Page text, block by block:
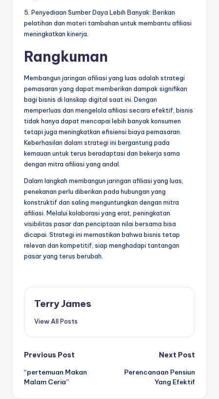
5. Penyediaan Sumber Daya Lebih Banyak: Berikan
pelatihan dan materi tambahan untuk membantu afiliasi
meningkatkan kinerja.
Rangkuman
Membangun jaringan afiliasi yang luas adalah strategi
pemasaran yang dapat memberikan dampak signifikan
bagi bisnis di lanskap digital saat ini. Dengan
memperluas dan mengelola afiliasi secara efektif, bisnis
tidak hanya dapat mencapai lebih banyak konsumen
tetapi juga meningkatkan efisiensi biaya pemasaran.
Keberhasilan dalam strategi ini bergantung pada
kemauan untuk terus beradaptasi dan bekerja sama
dengan mitra afiliasi yang andal.
Dalam langkah membangun jaringan afiliasi yang luas,
penekanan perlu diberikan pada hubungan yang
konstruktif dan saling menguntungkan dengan mitra
afiliasi. Melalui kolaborasi yang erat, peningkatan
visibilitas pasar dan penciptaan nilai bersama bisa
dicapai. Strategi ini memastikan bahwa bisnis tetap
relevan dan kompetitif, siap menghadapi tantangan
pasar yang terus berubah.
Terry James
View All Posts
Post
navigation
Previous Post
“pertemuan Makan
Malam Ceria”
Next Post
Perencanaan Pensiun
Yang Efektif